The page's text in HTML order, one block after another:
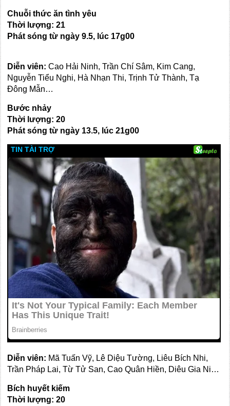
Chuỗi thức ăn tình yêu
Thời lượng:21
Phát sóng từ ngày9.5, lúc 17g00
Diễn viên:Cao Hải Ninh, Trần Chí Sâm, Kim Cang,
Nguyễn Tiểu Nghi, Hà Nhạn Thi, Trịnh Tử Thành, Tạ
Đông Mẫn…
Bước nhảy
Thời lượng:20
Phát sóng từ ngày 13.5, lúc21g00
Diễn viên: Mã Tuấn Vỹ, Lê Diệu Tường, Liêu Bích Nhi,
Trần Pháp Lai, Từ Tử San, Cao Quân Hiền, Diêu Gia Ni…
Bích huyết kiếm
Thời lượng:20